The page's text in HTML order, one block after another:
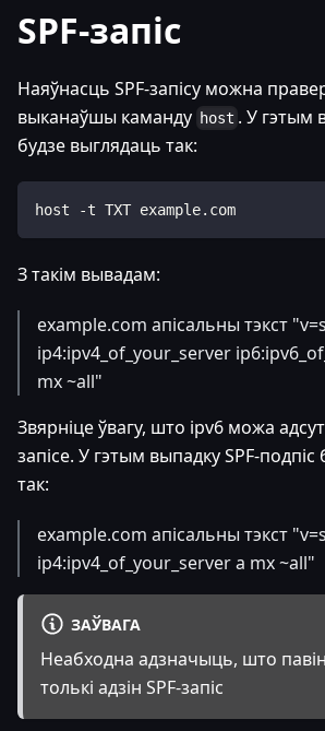
SPF-запіс
Наяўнасць SPF-запісу можна
выканаўшы каманду host . У гэтым
будзе выглядаць так:
host -t TXT example.com
З такім вывадам:
example.com апісальны тэкст
ip4:ipv4_of_your_server ip6
mx ~all"
Звярніце ўвагу, што ipv6 можа
запісе. У гэтым выпадку SPF-
так:
example.com апісальны тэкст
ip4:ipv4_of_your_servera mx ~all"
ЗАЎВАГА
Неабходна адзначыць, што
толькі адзін SPF-запіс